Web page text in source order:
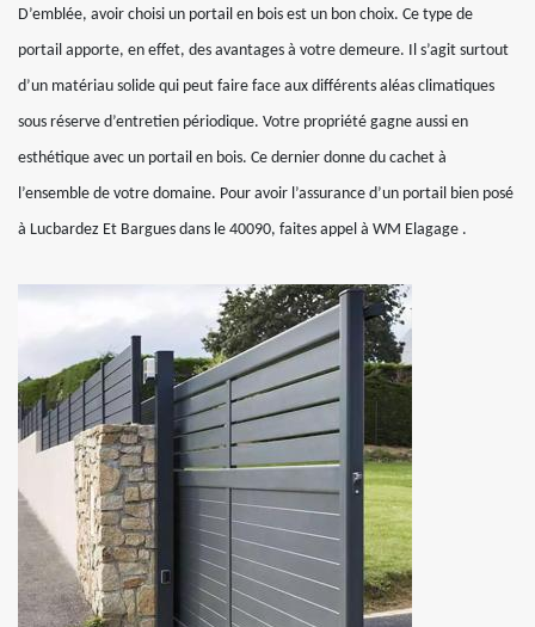
D’emblée, avoir choisi un portail en bois est un bon choix. Ce type de
portail apporte, en effet, des avantages à votre demeure. Il s’agit surtout
d’un matériau solide qui peut faire face aux différents aléas climatiques
sous réserve d’entretien périodique. Votre propriété gagne aussi en
esthétique avec un portail en bois. Ce dernier donne du cachet à
l’ensemble de votre domaine. Pour avoir l’assurance d’un portail bien posé
à Lucbardez Et Bargues dans le 40090, faites appel à WM Elagage .